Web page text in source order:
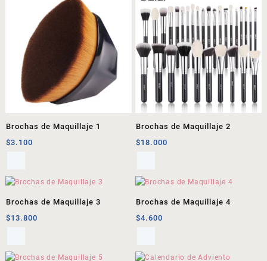
Brochas de Maquillaje 1
$3.100
Brochas de Maquillaje 2
$18.000
Brochas de Maquillaje 3
$13.800
Brochas de Maquillaje 4
$4.600